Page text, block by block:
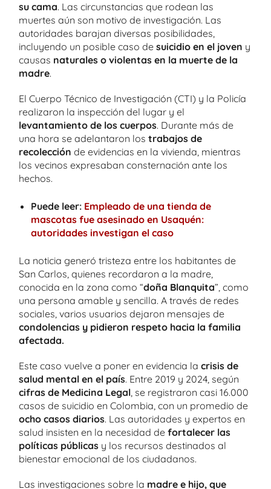
su cama. Las circunstancias que rodean las
muertes aún son motivo de investigación. Las
autoridades barajan diversas posibilidades,
incluyendo un posible caso de suicidio en el joven y
causas naturales o violentas en la muerte de la
madre.
El Cuerpo Técnico de Investigación (CTI) y la Policía
realizaron la inspección del lugar y el
levantamiento de los cuerpos. Durante más de
una hora se adelantaron los trabajos de
recolección de evidencias en la vivienda, mientras
los vecinos expresaban consternación ante los
hechos.
Puede leer: Empleado de una tienda de
mascotas fue asesinado en Usaquén:
autoridades investigan el caso
La noticia generó tristeza entre los habitantes de
San Carlos, quienes recordaron a la madre,
conocida en la zona como “doña Blanquita”, como
una persona amable y sencilla. A través de redes
sociales, varios usuarios dejaron mensajes de
condolencias y pidieron respeto hacia la familia
afectada.
Este caso vuelve a poner en evidencia la crisis de
salud mental en el país. Entre 2019 y 2024, según
cifras de Medicina Legal , se registraron casi 16.000
casos de suicidio en Colombia, con un promedio de
ocho casos diarios. Las autoridades y expertos en
salud insisten en la necesidad de fortalecer las
políticas públicas y los recursos destinados al
bienestar emocional de los ciudadanos.
Las investigaciones sobre la madre e hijo, que